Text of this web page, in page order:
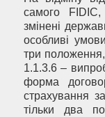
самого FIDIC,
змінені
особливі
три
1.1.3.6 –
форма
страхування
тільки два